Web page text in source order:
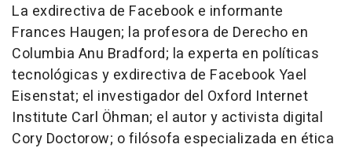
La exdirectiva de Facebook e informante
Frances Haugen; la profesora de Derecho en
Columbia Anu Bradford; la experta en políticas
tecnológicas y exdirectiva de Facebook Yael
Eisenstat; el investigador del Oxford Internet
Institute Carl Öhman; el autor y activista digital
Cory Doctorow; o filósofa especializada en ética